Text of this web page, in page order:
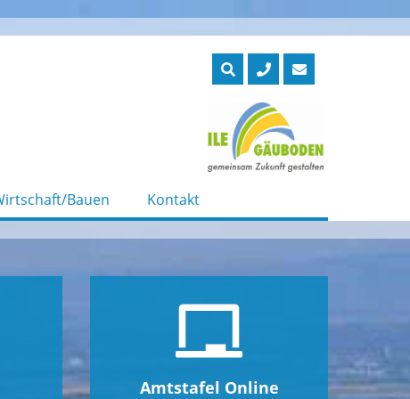
Bauen Kontakt
Amtstafel Online